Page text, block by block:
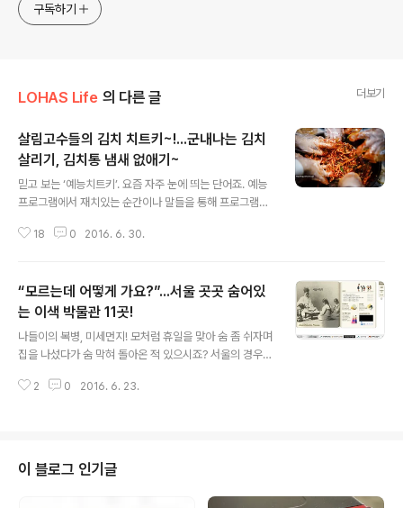
구독하기
LOHAS Life 의 다른 글 더보기
살림고수들의 김치 치트키~!...군내나는 김치
살리기, 김치통 냄새 없애기~
믿고 보는 ‘예능치트키’. 요즘 자주 눈에 띄는 단어죠. 예능
프로그램에서 재치있는 순간이나 말들을 통해 프로그램을
는데요, ^^ 여기서 ‘치트키’란 무슨 말일까요? '치트(chea
적이 되거나 해당 단계를 클리어해 주는 등 안 풀리던 게임
을 술술 풀리게 해주죠. 우리 인생에서도 치트키가 있었으
면, 하는 순간이 있습니다. 살림하는 주부들도 날마다 새록
새록 등장하는 골칫거리에 치트키를 쓰고 싶은 순간이 많
중심인 김치에 문제가 생기면 “망했구나~” 하는 생각이 절
18 0 2016. 6. 30.
“모르는데 어떻게 가요?”...서울 곳곳 숨어있
는 이색 박물관 11곳!
나들이의 복병, 미세먼지! 모처럼 휴일을 맞아 숨 좀 쉬자며
집을 나섰다가 숨 막혀 돌아온 적 있으시죠? 서울의 경우,
단 이틀! 그 중 하루마저 비가 내렸다고 하니 ‘나들이의 계
닐까요? 궂은 날씨에 더욱 빛을 발하는 박물관, 어디까지
가 보셨나요? 웬만큼 유명한 박물관은 다 섭렵했다 해도 아
직도 골목골목에는 “이런 곳이 다 있었어?” 할 만큼 작지만
2 0 2016. 6. 23.
이 블로그 인기글